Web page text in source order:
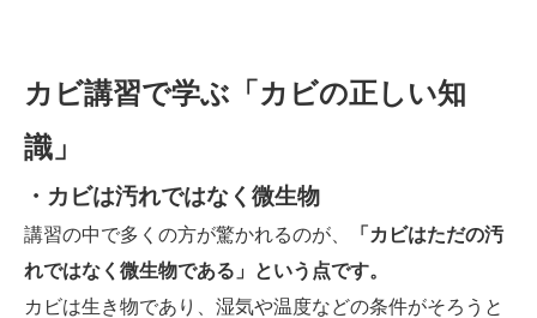
カビ講習で学ぶ「カビの正しい知
識」
・カビは汚れではなく微生物
講習の中で多くの方が驚かれるのが、
「カビはただの汚
れではなく微生物である」という点です。
カビは生き物であり、湿気や温度などの条件がそろうと